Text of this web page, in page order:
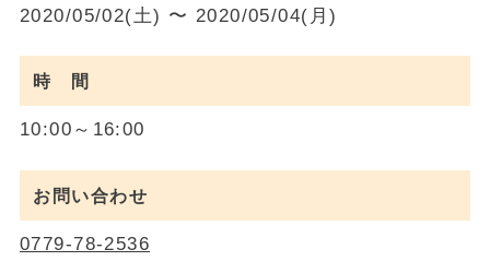
2020/05/02(土) 〜 2020/05/04(月)
時 間
10:00～16:00
お問い合わせ
0779-78-2536